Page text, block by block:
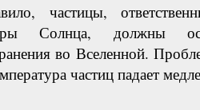
частицы,
Солнца, должны
во Вселенной.
частиц падает